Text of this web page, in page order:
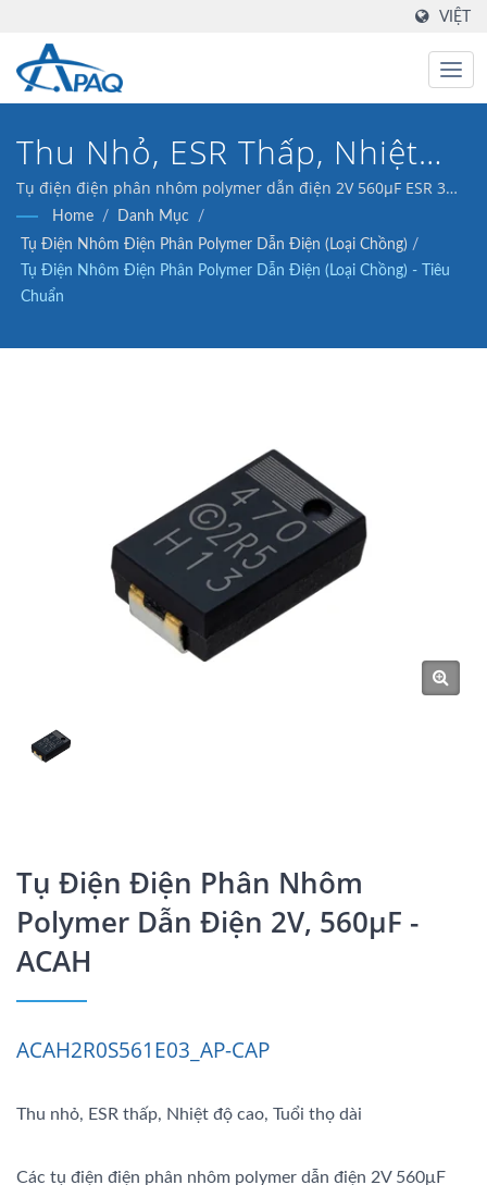
VIỆT
Thu Nhỏ, ESR Thấp, Nhiệt
Độ Cao, Tuổi Thọ Dài
Tụ điện điện phân nhôm polymer dẫn điện 2V 560μF ESR 3
của chúng tôi được thiết kế để đáp ứng các ứng dụng bộ
chuyển đổi DC-DC, bộ điều chỉnh điện áp và tách rời.
Home / Danh Mục
/
Tụ Điện Nhôm Điện Phân Polymer Dẫn Điện (loại Chồng) /
Tụ Điện Nhôm Điện Phân Polymer Dẫn Điện (loại Chồng) - Tiêu
Chuẩn
Tụ Điện Điện Phân Nhôm
Polymer Dẫn Điện 2V, 560μF -
ACAH
ACAH2R0S561E03_AP-CAP
Thu nhỏ, ESR thấp, Nhiệt độ cao, Tuổi thọ dài
Các tụ điện điện phân nhôm polymer dẫn điện 2V 560μF